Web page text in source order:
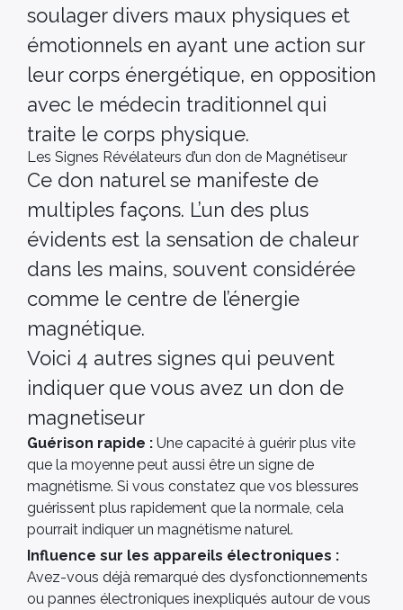
soulager divers maux physiques et
émotionnels en ayant une action sur
leur corps énergétique, en opposition
avec le médecin traditionnel qui
traite le corps physique.
Les Signes Révélateurs d’un don de Magnétiseur
Ce don naturel se manifeste de
multiples façons. L’un des plus
évidents est la sensation de chaleur
dans les mains, souvent considérée
comme le centre de l’énergie
magnétique.
Voici 4 autres signes qui peuvent
indiquer que vous avez un don de
magnetiseur
Guérison rapide : Une capacité à guérir plus vite
que la moyenne peut aussi être un signe de
magnétisme. Si vous constatez que vos blessures
guérissent plus rapidement que la normale, cela
pourrait indiquer un magnétisme naturel.
Influence sur les appareils électroniques :
Avez-vous déjà remarqué des dysfonctionnements
ou pannes électroniques inexpliqués autour de vous